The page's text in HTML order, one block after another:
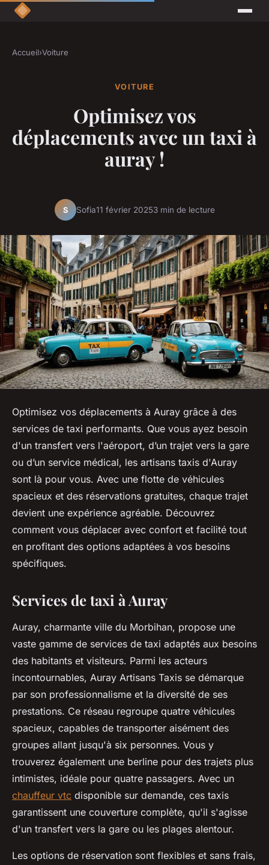
Accueil›Voiture
VOITURE
Optimisez vos
déplacements avec un taxi à
auray !
S Sofia11 février 20253 min de lecture
Optimisez vos déplacements à Auray grâce à des
services de taxi performants. Que vous ayez besoin
d'un transfert vers l'aéroport, d’un trajet vers la gare
ou d’un service médical, les artisans taxis d'Auray
sont là pour vous. Avec une flotte de véhicules
spacieux et des réservations gratuites, chaque trajet
devient une expérience agréable. Découvrez
comment vous déplacer avec confort et facilité tout
en profitant des options adaptées à vos besoins
spécifiques.
Services de taxi à Auray
Auray, charmante ville du Morbihan, propose une
vaste gamme de services de taxi adaptés aux besoins
des habitants et visiteurs. Parmi les acteurs
incontournables, Auray Artisans Taxis se démarque
par son professionnalisme et la diversité de ses
prestations. Ce réseau regroupe quatre véhicules
spacieux, capables de transporter aisément des
groupes allant jusqu'à six personnes. Vous y
trouverez également une berline pour des trajets plus
intimistes, idéale pour quatre passagers. Avec un
chauffeur vtc disponible sur demande, ces taxis
garantissent une couverture complète, qu'il s'agisse
d'un transfert vers la gare ou les plages alentour.
Les options de réservation sont flexibles et sans frais,